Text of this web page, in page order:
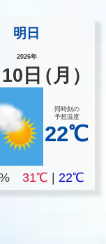
明日
2026年
10 日（月）
同時刻の
予想温度
22℃
31℃ |22℃